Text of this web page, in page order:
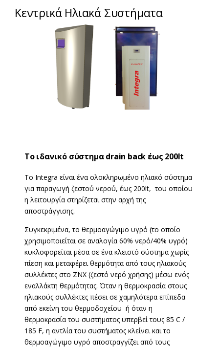
Κεντρικά Ηλιακά Συστήματα
Το ιδανικό σύστημα drain back έως 200lt
Το Integra είναι ένα ολοκληρωμένο ηλιακό σύστημα
για παραγωγή ζεστού νερού, έως 200lt, του οποίου
η λειτουργία στηρίζεται στην αρχή της
αποστράγγισης.
Συγκεκριμένα, το θερμοαγώγιμο υγρό (το οποίο
χρησιμοποιείται σε αναλογία 60% νερό/40% υγρό)
κυκλοφορείται μέσα σε ένα κλειστό σύστημα χωρίς
πίεση και μεταφέρει θερμότητα από τους ηλιακούς
συλλέκτες στο ΖΝΧ (ζεστό νερό χρήσης) μέσω ενός
εναλλάκτη θερμότητας. Όταν η θερμοκρασία στους
ηλιακούς συλλέκτες πέσει σε χαμηλότερα επίπεδα
από εκείνη του θερμοδοχείου ή όταν η
θερμοκρασία του συστήματος υπερβεί τους 85 C /
185 F, η αντλία του συστήματος κλείνει και το
θερμοαγώγιμο υγρό αποστραγγίζει από τους